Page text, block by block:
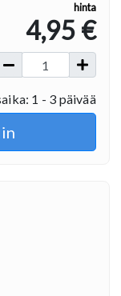
hinta
4,95 €
1 - 3 päivää